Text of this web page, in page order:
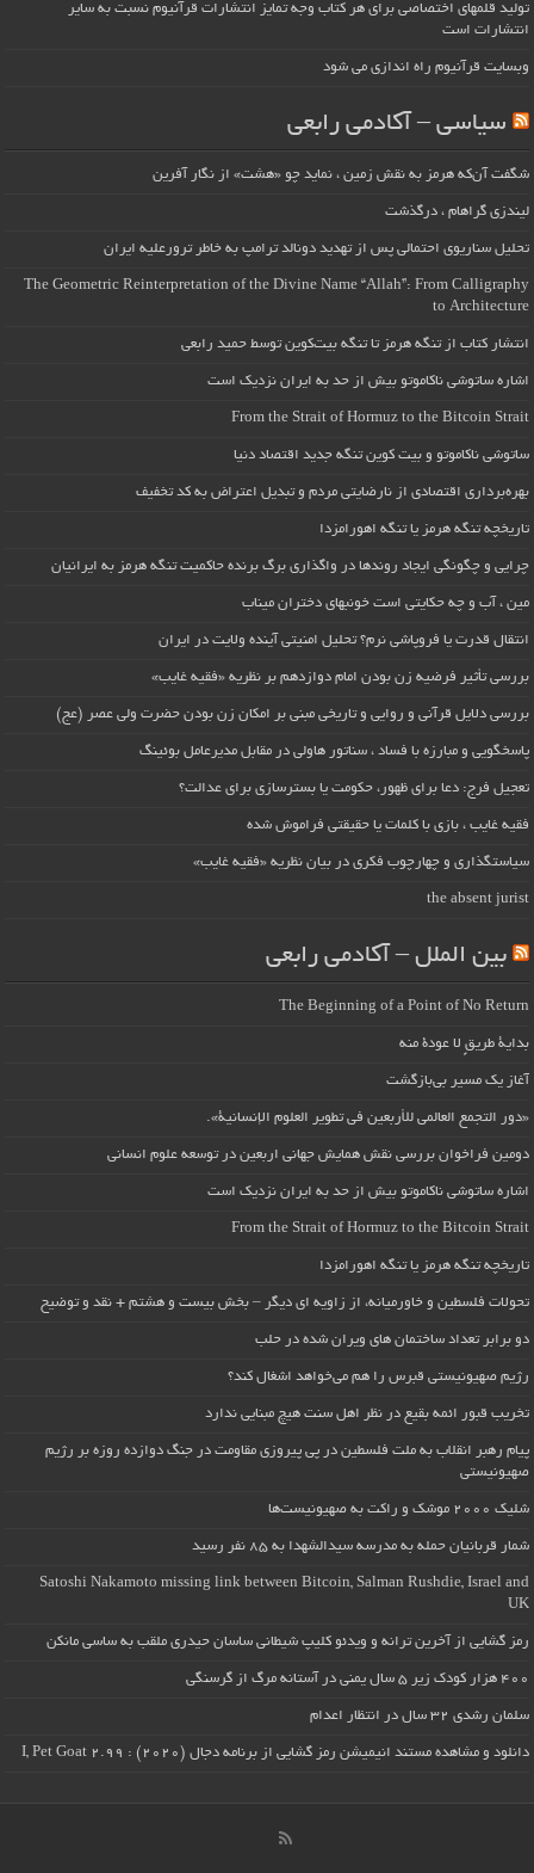
تولید قلمهای اختصاصی برای هر کتاب وجه تمایز انتشارات قرآنیوم نسبت به سایر
انتشارات است
وبسایت قرآنیوم راه اندازی می شود
سیاسی – آکادمی رابعی
شگفت آن‌که هرمز به نقش زمین ، نماید چو «هشت» از نگار آفرین
لیندزی گراهام ، درگذشت
تحلیل سناریوی احتمالی پس از تهدید دونالد ترامپ به خاطر ترورعلیه ایران
The Geometric Reinterpretation of the Divine Name “Allah”: From Calligraphy
to Architecture
انتشار کتاب از تنگه هرمز تا تنگه بیت‌کوین توسط حمید رابعی
اشاره ساتوشی ناکاموتو بیش از حد به ایران نزدیک است
From the Strait of Hormuz to the Bitcoin Strait
ساتوشی ناکاموتو و بیت کوین تنگه جدید اقتصاد دنیا
بهره‌برداری اقتصادی از نارضایتی مردم و تبدیل اعتراض به کد تخفیف
تاریخچه تنگه هرمز یا تنگه اهورامزدا
چرایی و چگونگی ایجاد روندها در واگذاری برگ برنده حاکمیت تنگه هرمز به ایرانیان
مین ، آب و چه حکایتی است خونبهای دختران میناب
انتقال قدرت یا فروپاشی نرم؟ تحلیل امنیتی آینده ولایت در ایران
بررسی تأثیر فرضیه زن بودن امام دوازدهم بر نظریه «فقیه غایب»
بررسی دلایل قرآنی و روایی و تاریخی مبنی بر امکان زن بودن حضرت ولی عصر (عج)
پاسخگویی و مبارزه با فساد ، سناتور هاولی در مقابل مدیرعامل بوئینگ
تعجیل فرج: دعا برای ظهور، حکومت یا بسترسازی برای عدالت؟
فقیه غایب ، بازی با کلمات یا حقیقتی فراموش شده
سیاستگذاری و چهارچوب فکری در بیان نظریه «فقیه غایب»
the absent jurist
بین الملل – آکادمی رابعی
The Beginning of a Point of No Return
بداية طريقٍ لا عودة منه
آغاز یک مسیر بی‌بازگشت
«دور التجمع العالمي للأربعين في تطوير العلوم الإنسانية».
دومین فراخوان بررسی نقش همایش جهانی اربعین در توسعه علوم انسانی
اشاره ساتوشی ناکاموتو بیش از حد به ایران نزدیک است
From the Strait of Hormuz to the Bitcoin Strait
تاریخچه تنگه هرمز یا تنگه اهورامزدا
تحولات فلسطین و خاورمیانه، از زاویه ای دیگر – بخش بیست و هشتم + نقد و توضیح
دو برابر تعداد ساختمان های ویران شده در حلب
رژیم صهیونیستی قبرس را هم می‌خواهد اشغال کند؟
تخریب قبور ائمه بقیع در نظر اهل سنت هیچ مبنایی ندارد
پیام رهبر انقلاب به ملت فلسطین در پی پیروزی مقاومت در جنگ دوازده روزه بر رژیم
صهیونیستی
شلیک ۲۰۰۰ موشک و راکت به صهیونیست‌ها
شمار قربانیان حمله به مدرسه سیدالشهدا به ۸۵ نفر رسید
Satoshi Nakamoto missing link between Bitcoin, Salman Rushdie, Israel and
UK
رمز گشایی از آخرین ترانه و ویدئو کلیپ شیطانی ساسان حیدری ملقب به ساسی مانکن
۴۰۰ هزار کودک زیر ۵ سال یمنی در آستانه مرگ از گرسنگی
سلمان رشدی ۳۲ سال در انتظار اعدام
دانلود و مشاهده مستند انیمیشن رمز گشایی از برنامه دجال (۲۰۲۰) : I, Pet Goat 2.99